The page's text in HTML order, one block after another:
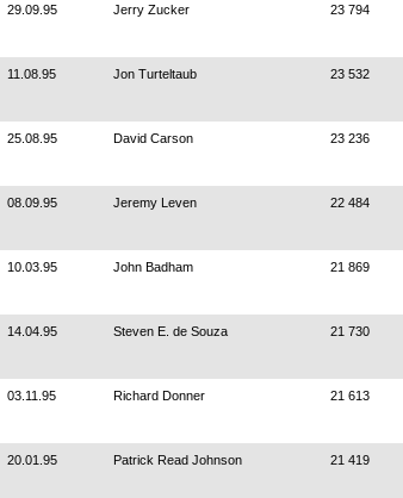
29.09.95 Jerry Zucker 23 794
11.08.95 Jon Turteltaub 23 532
25.08.95 David Carson 23 236
08.09.95 Jeremy Leven 22 484
10.03.95 John Badham 21 869
14.04.95 Steven E. de Souza 21 730
03.11.95 Richard Donner 21 613
20.01.95 Patrick Read Johnson 21 419